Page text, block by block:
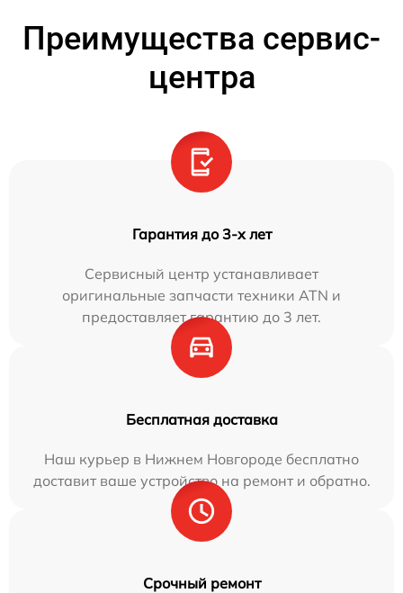
Преимущества сервис-
центра
Гарантия до 3-х лет
Сервисный центр устанавливает
оригинальные запчасти техники ATN и
предоставляет гарантию до 3 лет.
Бесплатная доставка
Наш курьер в Нижнем Новгороде бесплатно
доставит ваше устройство на ремонт и обратно.
Срочный ремонт